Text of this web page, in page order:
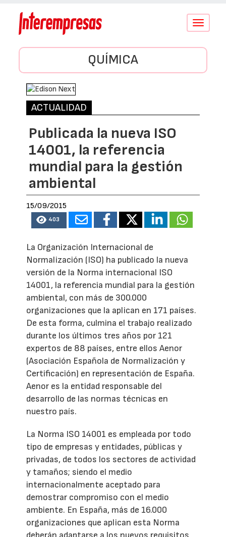
Conmutar
QUÍMICA
ACTUALIDAD
Publicada la nueva ISO
14001, la referencia
mundial para la gestión
ambiental
15/09/2015
403
La Organización Internacional de
Normalización (ISO) ha publicado la nueva
versión de la Norma internacional ISO
14001, la referencia mundial para la gestión
ambiental, con más de 300.000
organizaciones que la aplican en 171 países.
De esta forma, culmina el trabajo realizado
durante los últimos tres años por 121
expertos de 88 países, entre ellos Aenor
(Asociación Española de Normalización y
Certificación) en representación de España.
Aenor es la entidad responsable del
desarrollo de las normas técnicas en
nuestro país.
La Norma ISO 14001 es empleada por todo
tipo de empresas y entidades, públicas y
privadas, de todos los sectores de actividad
y tamaños; siendo el medio
internacionalmente aceptado para
demostrar compromiso con el medio
ambiente. En España, más de 16.000
organizaciones que aplican esta Norma